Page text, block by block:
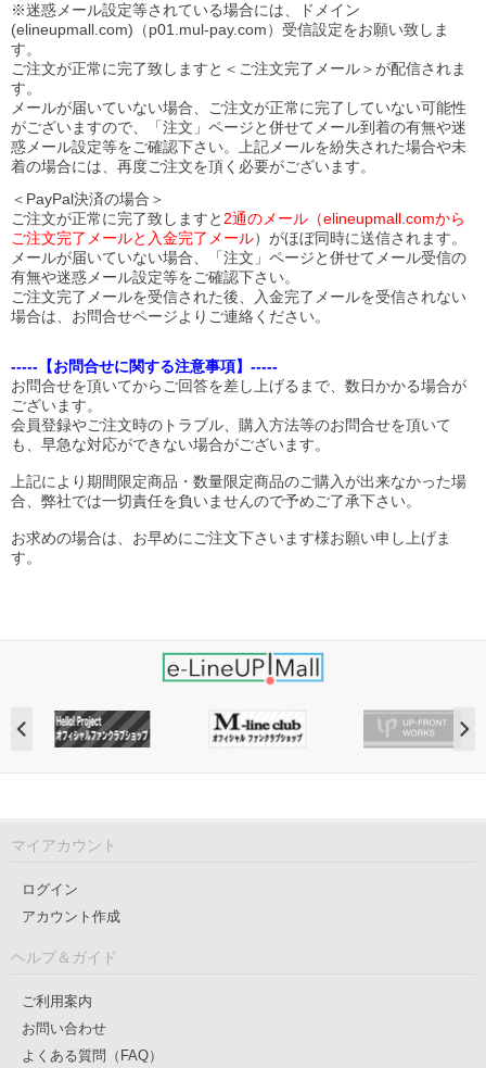
※迷惑メール設定等されている場合には、ドメイン
(elineupmall.com)（p01.mul-pay.com）受信設定をお願い致しま
す。
ご注文が正常に完了致しますと＜ご注文完了メール＞が配信されま
す。
メールが届いていない場合、ご注文が正常に完了していない可能性
がございますので、「注文」ページと併せてメール到着の有無や迷
惑メール設定等をご確認下さい。
上記メールを紛失された場合や未
着の場合には、再度ご注文を頂く必要がございます。
＜PayPal決済の場合＞
ご注文が正常に完了致しますと 2通のメール（elineupmall.comから
ご注文完了メールと入金完了メール）がほぼ同時に送信されます。
メールが届いていない場合、「注文」ページと併せてメール受信の
有無や迷惑メール設定等をご確認下さい。
ご注文完了メールを受信された後、入金完了メールを受信されない
場合は、お問合せページよりご連絡ください。
-----【お問合せに関する注意事項】-----
お問合せを頂いてからご回答を差し上げるまで、数日かかる場合が
ございます。
会員登録やご注文時のトラブル、購入方法等のお問合せを頂いて
も、早急な対応ができない場合がございます。
上記により期間限定商品・数量限定商品のご購入が出来なかった場
合、弊社では一切責任を負いませんので予めご了承下さい。
お求めの場合は、お早めにご注文下さいます様お願い申し上げま
す。
マイアカウント
ログイン
アカウント作成
ヘルプ＆ガイド
ご利用案内
お問い合わせ
よくある質問（FAQ）